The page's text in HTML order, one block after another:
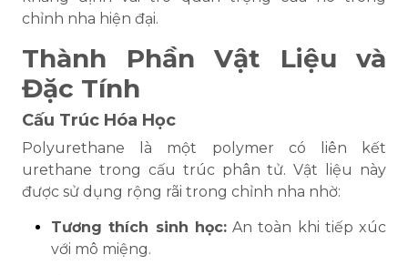
chỉnh nha hiện đại.
Thành Phần Vật Liệu và
Đặc Tính
Cấu Trúc Hóa Học
Polyurethane là một polymer có liên kết
urethane trong cấu trúc phân tử. Vật liệu này
được sử dụng rộng rãi trong chỉnh nha nhờ:
Tương thích sinh học:An toàn khi tiếp xúc
với mô miệng.